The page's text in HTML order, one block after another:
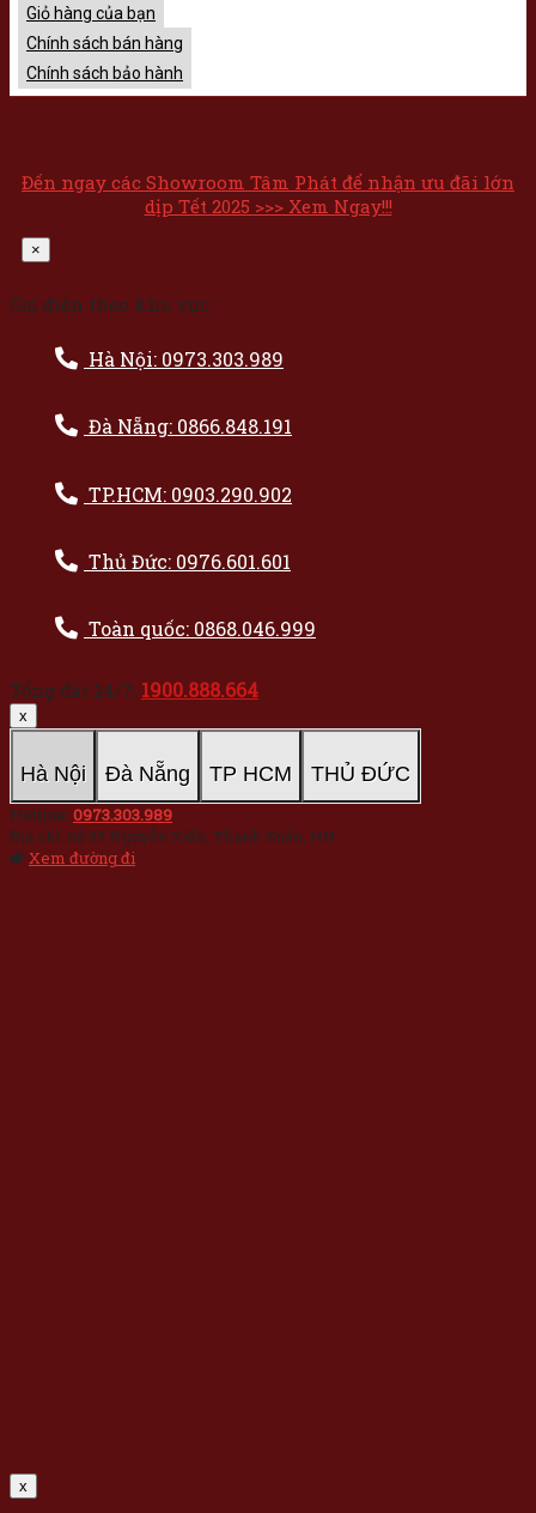
Giỏ hàng của bạn
Chính sách bán hàng
Chính sách bảo hành
Đến ngay các Showroom Tâm Phát để nhận ưu đãi lớn
dịp Tết 2025 >>> Xem Ngay!!!
×
Gọi điện theo khu vực:
Hà Nội: 0973.303.989
Đà Nẵng: 0866.848.191
TP.HCM: 0903.290.902
Thủ Đức: 0976.601.601
Toàn quốc: 0868.046.999
Tổng đài 24/7: 1900.888.664
x
Hà Nội Đà Nẵng TP HCM THỦ ĐỨC
Hotline: 0973.303.989
Địa chỉ: Số 33 Nguyễn Xiển, Thanh Xuân, HN
Xem đường đi
x